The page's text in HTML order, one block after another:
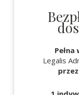
Pełna
Legalis